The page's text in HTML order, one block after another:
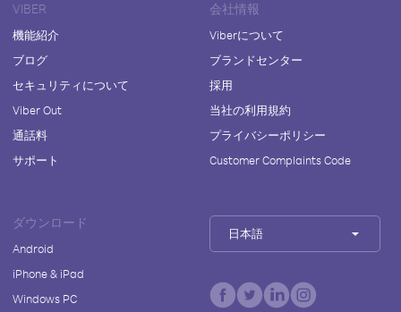
VIBER
機能紹介
ブログ
セキュリティについて
Viber Out
通話料
サポート
会社情報
Viberについて
ブランドセンター
採用
当社の利用規約
プライバシーポリシー
Customer Complaints Code
ダウンロード
Android
iPhone & iPad
Windows PC
日本語